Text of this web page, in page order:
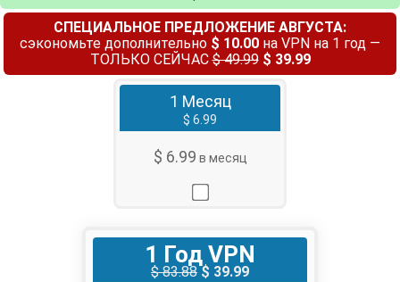
СПЕЦИАЛЬНОЕ ПРЕДЛОЖЕНИЕ АВГУСТА:
сэкономьте дополнительно $ 10.00 на VPN на 1 год —
ТОЛЬКО СЕЙЧАС$ 49.99 $ 39.99
1 Месяц
$ 6.99
$ 6.99 в месяц
1 Год VPN
$ 83.88 $ 39.99